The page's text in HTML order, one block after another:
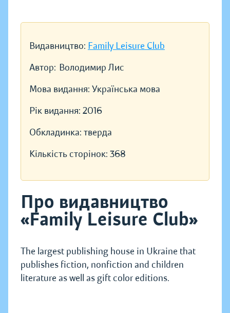
Видавництво: Family Leisure Club
Автор: Володимир Лис
Мова видання: Українська мова
Рік видання: 2016
Обкладинка: тверда
Кількість сторінок: 368
Про видавництво
«Family Leisure Club»
The largest publishing house in Ukraine that
publishes fiction, nonfiction and children
literature as well as gift color editions.